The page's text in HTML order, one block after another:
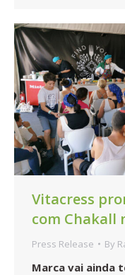
Vitacress
com Chakall
Press Release By
Marca vai ainda